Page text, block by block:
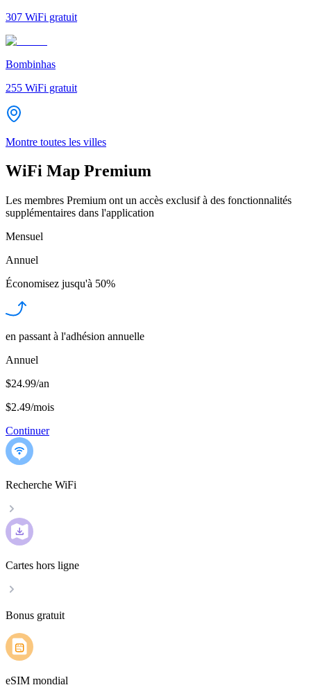
307 WiFi gratuit
Bombinhas
255 WiFi gratuit
Montre toutes les villes
WiFi Map Premium
Les membres Premium ont un accès exclusif à des fonctionnalités
supplémentaires dans l'application
Mensuel
Annuel
Économisez jusqu'à 50%
en passant à l'adhésion annuelle
Annuel
$24.99/an
$2.49/mois
Continuer
Recherche WiFi
Cartes hors ligne
Bonus gratuit
eSIM mondial